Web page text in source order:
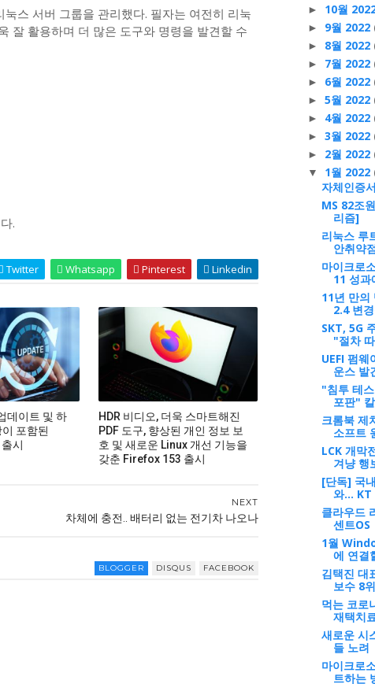
스 서버 그룹을 관리했다. 필자는 여전히 리눅
잘 활용하며 더 많은 도구와 명령을 발견할 수
.
Twitter Whatsapp Pinterest Linkedin
데이트 및 하
포함된
시
HDR 비디오, 더욱 스마트해진
PDF 도구, 향상된 개인 정보 보
호 및 새로운 Linux 개선 기능을
갖춘 Firefox 153 출시
NEXT
차체에 충전.. 배터리 없는 전기차 나오나
BLOGGER DISQUS FACEBOOK
► 10월
► 9월 2022
► 8월 2022
► 7월 2022
► 6월 2022
► 5월 2022
► 4월 2022
► 3월 2022
► 2월 2022
▼ 1월 2022
자체인증
MS 82조
리즘]
리눅스 루
안취약
마이크로
11 성과
11년 만의
2.4 변
SKT, 5G
"절차
UEFI 펌
운스 발
"침투 테
포판"
크롬북 제
소프트
LCK 개막
겨냥 행
[단독] 국
와... KT
클라우드
센트OS
1월
에 연결
김택진 대
보수 8위
먹는 코로
재택치
새로운 시
들 노려
마이크로
트하는